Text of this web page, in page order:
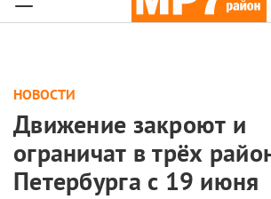
НОВОСТИ
Движение закроют и
ограничат в трёх
Петербурга с 19 июня